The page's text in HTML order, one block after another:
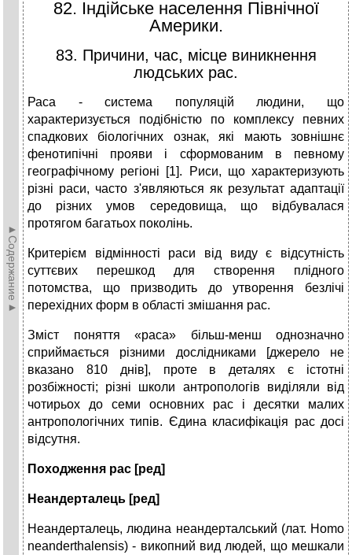
►Содержание►
82. Індійське населення Північної
Америки.
83. Причини, час, місце виникнення
людських рас.
Раса - система популяцій людини, що
характеризується подібністю по комплексу певних
спадкових біологічних ознак, які мають зовнішнє
фенотипічні прояви і сформованим в певному
географічному регіоні [1]. Риси, що характеризують
різні раси, часто з'являються як результат адаптації
до різних умов середовища, що відбувалася
протягом багатьох поколінь.
Критерієм відмінності раси від виду є відсутність
суттєвих перешкод для створення плідного
потомства, що призводить до утворення безлічі
перехідних форм в області змішання рас.
Зміст поняття «раса» більш-менш однозначно
сприймається різними дослідниками [джерело не
вказано 810 днів], проте в деталях є істотні
розбіжності; різні школи антропологів виділяли від
чотирьох до семи основних рас і десятки малих
антропологічних типів. Єдина класифікація рас досі
відсутня.
Походження рас [ред]
Неандерталець [ред]
Неандерталець, людина неандерталський (лат. Homo
neanderthalensis) - викопний вид людей, що мешкали